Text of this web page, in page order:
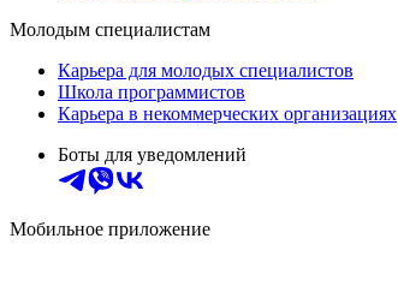
Молодым специалистам
Карьера для молодых специалистов
Школа программистов
Карьера в некоммерческих организациях
Боты для уведомлений
Мобильное приложение